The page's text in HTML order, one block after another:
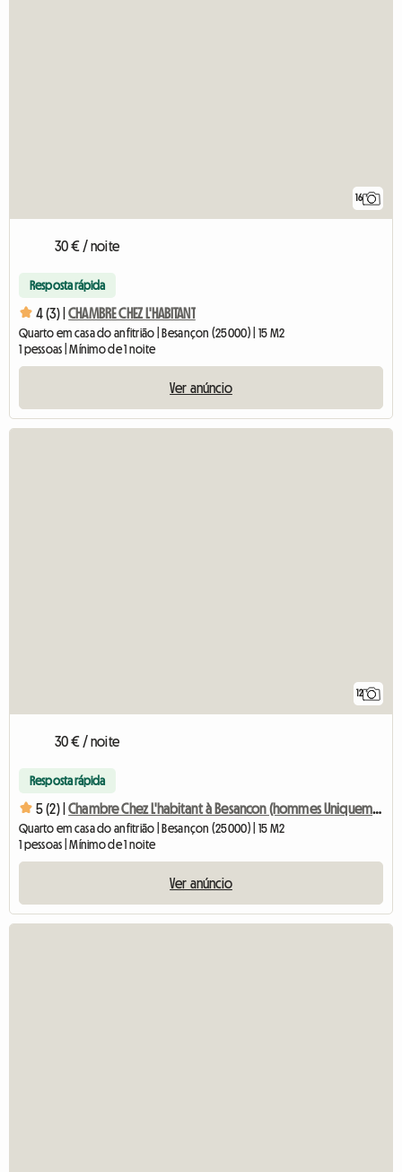
16
30 € / noite
Resposta rápida
4 (3) | CHAMBRE CHEZ L'HABITANT
Quarto em casa do anfitrião | Besançon (25000) | 15 M2
1 pessoas | Mínimo de 1 noite
Ver anúncio
12
30 € / noite
Resposta rápida
5 (2) | Chambre Chez L'habitant à Besancon (hommes Uniquement)
Quarto em casa do anfitrião | Besançon (25000) | 15 M2
1 pessoas | Mínimo de 1 noite
Ver anúncio